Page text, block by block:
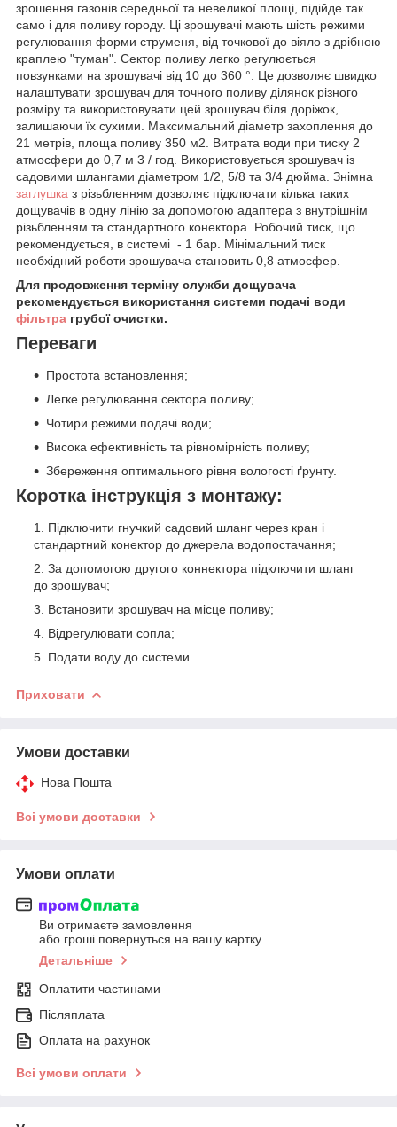
зрошення газонів середньої та невеликої площі, підійде так
само і для поливу городу. Ці зрошувачі мають шість режими
регулювання форми струменя, від точкової до віяло з дрібною
краплею "туман". Сектор поливу легко регулюється
повзунками на зрошувачі від 10 до 360 °. Це дозволяє швидко
налаштувати зрошувач для точного поливу ділянок різного
розміру та використовувати цей зрошувач біля доріжок,
залишаючи їх сухими. Максимальний діаметр захоплення до
21 метрів, площа поливу 350 м2. Витрата води при тиску 2
атмосфери до 0,7 м 3 / год. Використовується зрошувач із
садовими шлангами діаметром 1/2, 5/8 та 3/4 дюйма. Знімна
заглушка з різьбленням дозволяє підключати кілька таких
дощувачів в одну лінію за допомогою адаптера з внутрішнім
різьбленням та стандартного конектора. Робочий тиск, що
рекомендується, в системі - 1 бар. Мінімальний тиск
необхідний роботи зрошувача становить 0,8 атмосфер.
Для продовження терміну служби дощувача
рекомендується використання системи подачі води
фільтра грубої очистки.
Переваги
Простота встановлення;
Легке регулювання сектора поливу;
Чотири режими подачі води;
Висока ефективність та рівномірність поливу;
Збереження оптимального рівня вологості ґрунту.
Коротка інструкція з монтажу:
Підключити гнучкий садовий шланг через кран і
стандартний конектор до джерела водопостачання;
За допомогою другого коннектора підключити шланг
до зрошувач;
Встановити зрошувач на місце поливу;
Відрегулювати сопла;
Подати воду до системи.
Приховати
Умови доставки
Нова Пошта
Всі умови доставки
Умови оплати
Ви отримаєте замовлення
або гроші повернуться на вашу картку
Детальніше
Оплатити частинами
Післяплата
Оплата на рахунок
Всі умови оплати